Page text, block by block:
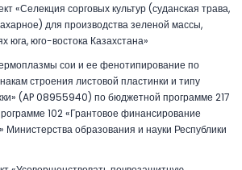
«Селекция сорговых культур (суданская трава,
для производства зеленой массы,
юга, юго-востока Казахстана»
сои и ее фенотипирование по
строения листовой пластинки и типу
(AP 08955940) по бюджетной программе 217
102 «Грантовое финансирование
Министерства образования и науки Республики